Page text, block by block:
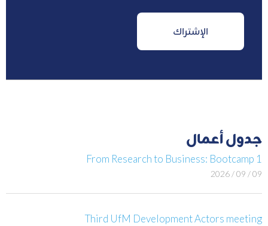
جدول أعمال
From Research to Business: Bootcamp 1
09 / 09 / 2026
Third UfM Development Actors meeting